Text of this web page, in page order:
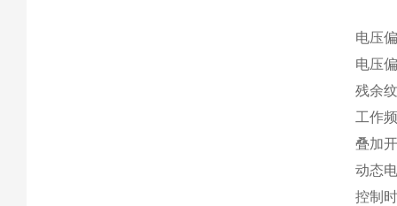
电压
电压
残余
工作
叠加
动态
控制